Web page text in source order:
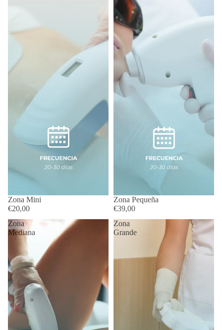
Zona Mini
€20,00
Zona Pequeña
€39,00
Zona
Mediana
Zona
Grande